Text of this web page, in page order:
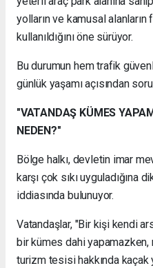
yolların ve kamusal
kullanıldığını öne sürüyor.
Bu durumun hem trafik
günlük yaşamı açısından
"VATANDAŞ KÜMES
NEDEN?"
Bölge halkı, devletin imar
karşı çok sıkı
iddiasında bulunuyor.
Vatandaşlar, "Bir kişi kendi
bir kümes dahi yapamazken,
turizm tesisi hakkında kaçak